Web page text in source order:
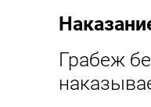
Грабеж